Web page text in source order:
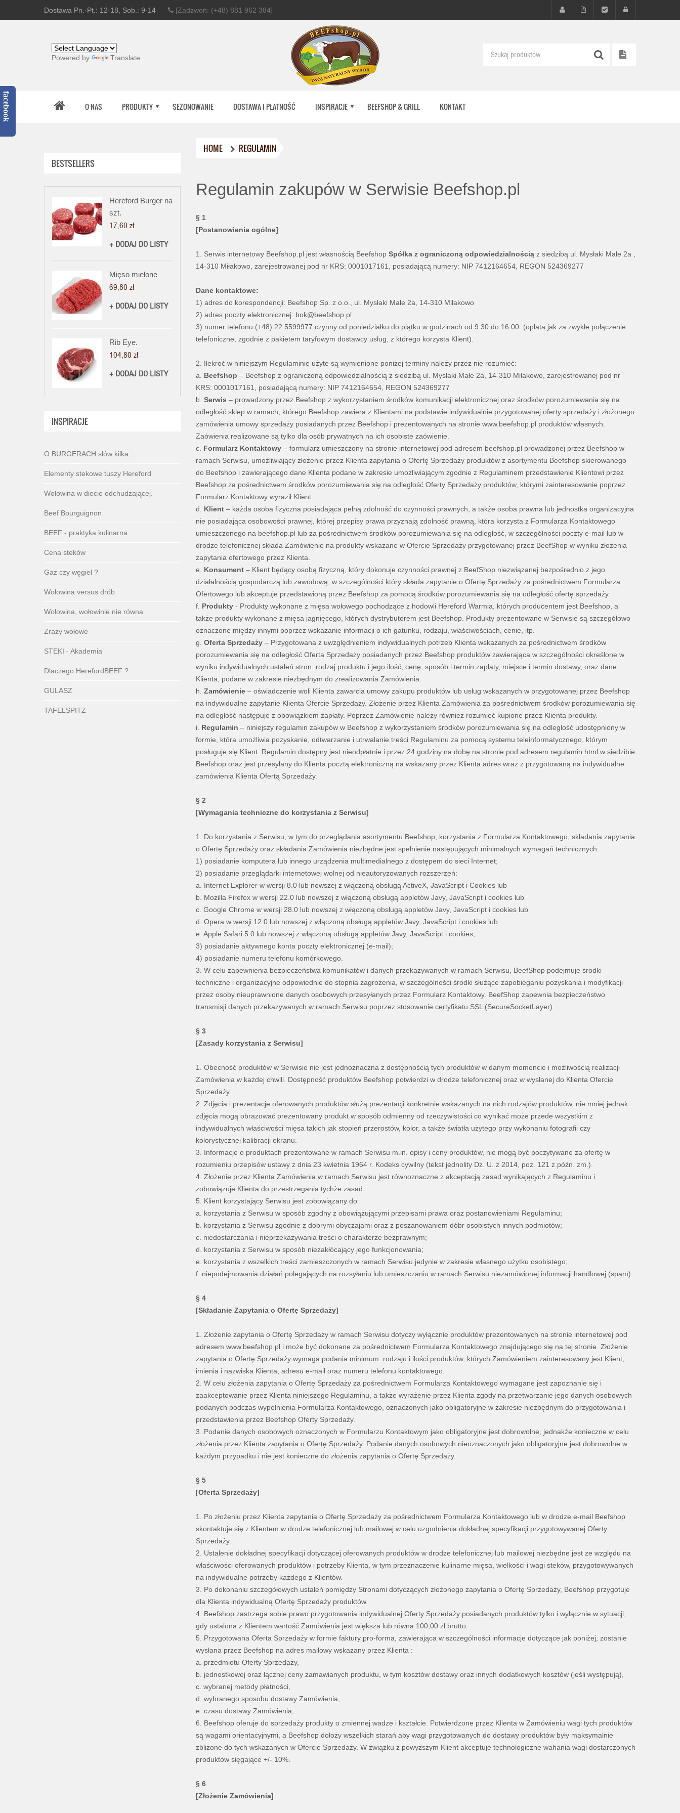
Dostawa Pn.-Pt.: 12-18, Sob.: 9-14 [Zadzwoń: (+48) 881 962 384]
Powered by Translate
O NAS PRODUKTY SEZONOWANIE DOSTAWA I PŁATNOŚĆ INSPIRACJE BEEFSHOP & GRILL KONTAKT
BESTSELLERS
Hereford Burger na
szt.
17,60 zł
+ DODAJ DO LISTY
Mięso mielone
69,80 zł
+ DODAJ DO LISTY
Rib Eye.
104,80 zł
+ DODAJ DO LISTY
INSPIRACJE
O BURGERACH słów kilka
Elementy stekowe tuszy Hereford
Wołowina w diecie odchudzającej.
Beef Bourguignon
BEEF - praktyka kulinarna
Cena steków
Gaz czy węgiel ?
Wołowina versus drób
Wołowina, wołowinie nie równa
Zrazy wołowe
STEKI - Akademia
Dlaczego HerefordBEEF ?
GULASZ
TAFELSPITZ
HOME REGULAMIN
Regulamin zakupów w Serwisie Beefshop.pl
§ 1
[Postanowienia ogólne]
1. Serwis internetowy Beefshop.pl jest własnością Beefshop Spółka z ograniczoną odpowiedzialnością z siedzibą ul. Mysłaki Małe 2a ,
14-310 Miłakowo, zarejestrowanej pod nr KRS: 0001017161 , posiadającą numery: NIP 7412164654 , REGON 524369277
Dane kontaktowe:
1) adres do korespondencji: Beefshop Sp. z o.o., ul. Mysłaki Małe 2a, 14-310 Miłakowo
2) adres poczty elektronicznej: bok@beefshop.pl
3) numer telefonu (+48) 22 5599977 czynny od poniedziałku do piątku w godzinach od 9:30 do 16:00 (opłata jak za zwykłe połączenie
telefoniczne, zgodnie z pakietem taryfowym dostawcy usług, z którego korzysta Klient).
2. Ilekroć w niniejszym Regulaminie użyte są wymienione poniżej terminy należy przez nie rozumieć:
a. Beefshop – Beefshop z ograniczoną odpowiedzialnością z siedzibą ul. Mysłaki Małe 2a, 14-310 Miłakowo, zarejestrowanej pod nr
KRS: 0001017161, posiadającą numery: NIP 7412164654, REGON 524369277
b. Serwis – prowadzony przez Beefshop z wykorzystaniem środków komunikacji elektronicznej oraz środków porozumiewania się na
odległość sklep w ramach, którego Beefshop zawiera z Klientami na podstawie indywidualnie przygotowanej oferty sprzedaży i złożonego
zamówienia umowy sprzedaży posiadanych przez Beefshop i prezentowanych na stronie www.beefshop.pl produktów własnych.
Zaówienia realizowane są tylko dla osób prywatnych na ich osobiste zaówienie.
c. Formularz Kontaktowy – formularz umieszczony na stronie internetowej pod adresem beefshop.pl prowadzonej przez Beefshop w
ramach Serwisu, umożliwiający złożenie przez Klienta zapytania o Ofertę Sprzedaży produktów z asortymentu Beefshop skierowanego
do Beefshop i zawierającego dane Klienta podane w zakresie umożliwiającym zgodnie z Regulaminem przedstawienie Klientowi przez
Beefshop za pośrednictwem środków porozumiewania się na odległość Oferty Sprzedaży produktów, którymi zainteresowanie poprzez
Formularz Kontaktowy wyraził Klient.
d. Klient – każda osoba fizyczna posiadająca pełną zdolność do czynności prawnych, a także osoba prawna lub jednostka organizacyjna
nie posiadająca osobowości prawnej, której przepisy prawa przyznają zdolność prawną, która korzysta z Formularza Kontaktowego
umieszczonego na beefshop.pl lub za pośrednictwem środków porozumiewania się na odległość, w szczególności poczty e-mail lub w
drodze telefonicznej składa Zamówienie na produkty wskazane w Ofercie Sprzedaży przygotowanej przez BeefShop w wyniku złożenia
zapytania ofertowego przez Klienta.
e. Konsument – Klient będący osobą fizyczną, który dokonuje czynności prawnej z BeefShop niezwiązanej bezpośrednio z jego
działalnością gospodarczą lub zawodową, w szczególności który składa zapytanie o Ofertę Sprzedaży za pośrednictwem Formularza
Ofertowego lub akceptuje przedstawioną przez Beefshop za pomocą środków porozumiewania się na odległość ofertę sprzedaży.
f. Produkty - Produkty wykonane z mięsa wołowego pochodzące z hodowli Hereford Warmia, których producentem jest Beefshop, a
także produkty wykonane z mięsa jagnięcego, których dystrybutorem jest Beefshop. Produkty prezentowane w Serwisie są szczegółowo
oznaczone między innymi poprzez wskazanie informacji o ich gatunku, rodzaju, właściwościach, cenie, itp.
g. Oferta Sprzedaży – Przygotowana z uwzględnieniem indywidualnych potrzeb Klienta wskazanych za pośrednictwem środków
porozumiewania się na odległość Oferta Sprzedaży posiadanych przez Beefshop produktów zawierająca w szczególności określone w
wyniku indywidualnych ustaleń stron: rodzaj produktu i jego ilość, cenę, sposób i termin zapłaty, miejsce i termin dostawy, oraz dane
Klienta, podane w zakresie niezbędnym do zrealizowania Zamówienia.
h. Zamówienie – oświadczenie woli Klienta zawarcia umowy zakupu produktów lub usług wskazanych w przygotowanej przez Beefshop
na indywidualne zapytanie Klienta Ofercie Sprzedaży. Złożenie przez Klienta Zamówienia za pośrednictwem środków porozumiewania się
na odległość następuje z obowiązkiem zapłaty. Poprzez Zamówienie należy również rozumieć kupione przez Klienta produkty.
i. Regulamin – niniejszy regulamin zakupów w Beefshop z wykorzystaniem środków porozumiewania się na odległość udostępniony w
formie, która umożliwia pozyskanie, odtwarzanie i utrwalanie treści Regulaminu za pomocą systemu teleinformatycznego, którym
posługuje się Klient. Regulamin dostępny jest nieodpłatnie i przez 24 godziny na dobę na stronie pod adresem regulamin.html w siedzibie
Beefshop oraz jest przesyłany do Klienta pocztą elektroniczną na wskazany przez Klienta adres wraz z przygotowaną na indywidualne
zamówienia Klienta Ofertą Sprzedaży.
§ 2
[Wymagania techniczne do korzystania z Serwisu]
1. Do korzystania z Serwisu, w tym do przeglądania asortymentu Beefshop, korzystania z Formularza Kontaktowego, składania zapytania
o Ofertę Sprzedaży oraz składania Zamówienia niezbędne jest spełnienie następujących minimalnych wymagań technicznych:
1) posiadanie komputera lub innego urządzenia multimedialnego z dostępem do sieci Internet;
2) posiadanie przeglądarki internetowej wolnej od nieautoryzowanych rozszerzeń:
a. Internet Explorer w wersji 8.0 lub nowszej z włączoną obsługą ActiveX, JavaScript i Cookies lub
b. Mozilla Firefox w wersji 22.0 lub nowszej z włączoną obsługą appletów Javy, JavaScript i cookies lub
c. Google Chrome w wersji 28.0 lub nowszej z włączoną obsługą appletów Javy, JavaScript i cookies lub
d. Opera w wersji 12.0 lub nowszej z włączoną obsługą appletów Javy, JavaScript i cookies lub
e. Apple Safari 5.0 lub nowszej z włączoną obsługą appletów Javy, JavaScript i cookies;
3) posiadanie aktywnego konta poczty elektronicznej (e-mail);
4) posiadanie numeru telefonu komórkowego.
3. W celu zapewnienia bezpieczeństwa komunikatów i danych przekazywanych w ramach Serwisu, BeefShop podejmuje środki
techniczne i organizacyjne odpowiednie do stopnia zagrożenia, w szczególności środki służące zapobieganiu pozyskania i modyfikacji
przez osoby nieuprawnione danych osobowych przesyłanych przez Formularz Kontaktowy. BeefShop zapewnia bezpieczeństwo
transmisji danych przekazywanych w ramach Serwisu poprzez stosowanie certyfikatu SSL (SecureSocketLayer).
§ 3
[Zasady korzystania z Serwisu]
1. Obecność produktów w Serwisie nie jest jednoznaczna z dostępnością tych produktów w danym momencie i możliwością realizacji
Zamówienia w każdej chwili. Dostępność produktów Beefshop potwierdzi w drodze telefonicznej oraz w wysłanej do Klienta Ofercie
Sprzedaży.
2. Zdjęcia i prezentacje oferowanych produktów służą prezentacji konkretnie wskazanych na nich rodzajów produktów, nie mniej jednak
zdjęcia mogą obrazować prezentowany produkt w sposób odmienny od rzeczywistości co wynikać może przede wszystkim z
indywidualnych właściwości mięsa takich jak stopień przerostów, kolor, a także światła użytego przy wykonaniu fotografii czy
kolorystycznej kalibracji ekranu.
3. Informacje o produktach prezentowane w ramach Serwisu m.in. opisy i ceny produktów, nie mogą być poczytywane za ofertę w
rozumieniu przepisów ustawy z dnia 23 kwietnia 1964 r. Kodeks cywilny (tekst jednolity Dz. U. z 2014, poz. 121 z późn. zm.).
4. Złożenie przez Klienta Zamówienia w ramach Serwisu jest równoznaczne z akceptacją zasad wynikających z Regulaminu i
zobowiązuje Klienta do przestrzegania tychże zasad.
5. Klient korzystający Serwisu jest zobowiązany do:
a. korzystania z Serwisu w sposób zgodny z obowiązującymi przepisami prawa oraz postanowieniami Regulaminu;
b. korzystania z Serwisu zgodnie z dobrymi obyczajami oraz z poszanowaniem dóbr osobistych innych podmiotów;
c. niedostarczania i nieprzekazywania treści o charakterze bezprawnym;
d. korzystania z Serwisu w sposób niezakłócający jego funkcjonowania;
e. korzystania z wszelkich treści zamieszczonych w ramach Serwisu jedynie w zakresie własnego użytku osobistego;
f. niepodejmowania działań polegających na rozsyłaniu lub umieszczaniu w ramach Serwisu niezamówionej informacji handlowej (spam).
§ 4
[Składanie Zapytania o Ofertę Sprzedaży]
1. Złożenie zapytania o Ofertę Sprzedaży w ramach Serwisu dotyczy wyłącznie produktów prezentowanych na stronie internetowej pod
adresem www.beefshop.pl i może być dokonane za pośrednictwem Formularza Kontaktowego znajdującego się na tej stronie. Złożenie
zapytania o Ofertę Sprzedaży wymaga podania minimum: rodzaju i ilości produktów, których Zamówieniem zainteresowany jest Klient,
imienia i nazwiska Klienta, adresu e-mail oraz numeru telefonu kontaktowego.
2. W celu złożenia zapytania o Ofertę Sprzedaży za pośrednictwem Formularza Kontaktowego wymagane jest zapoznanie się i
zaakceptowanie przez Klienta niniejszego Regulaminu, a także wyrażenie przez Klienta zgody na przetwarzanie jego danych osobowych
podanych podczas wypełnienia Formularza Kontaktowego, oznaczonych jako obligatoryjne w zakresie niezbędnym do przygotowania i
przedstawienia przez Beefshop Oferty Sprzedaży.
3. Podanie danych osobowych oznaczonych w Formularzu Kontaktowym jako obligatoryjne jest dobrowolne, jednakże konieczne w celu
złożenia przez Klienta zapytania o Ofertę Sprzedaży. Podanie danych osobowych nieoznaczonych jako obligatoryjne jest dobrowolne w
każdym przypadku i nie jest konieczne do złożenia zapytania o Ofertę Sprzedaży.
§ 5
[Oferta Sprzedaży]
1. Po złożeniu przez Klienta zapytania o Ofertę Sprzedaży za pośrednictwem Formularza Kontaktowego lub w drodze e-mail Beefshop
skontaktuje się z Klientem w drodze telefonicznej lub mailowej w celu uzgodnienia dokładnej specyfikacji przygotowywanej Oferty
Sprzedaży.
2. Ustalenie dokładnej specyfikacji dotyczącej oferowanych produktów w drodze telefonicznej lub mailowej niezbędne jest ze względu na
właściwości oferowanych produktów i potrzeby Klienta, w tym przeznaczenie kulinarne mięsa, wielkości i wagi steków, przygotowywanych
na indywidualne potrzeby każdego z Klientów.
3. Po dokonaniu szczegółowych ustaleń pomiędzy Stronami dotyczących złożonego zapytania o Ofertę Sprzedaży, Beefshop przygotuje
dla Klienta indywidualną Ofertę Sprzedaży produktów.
4. Beefshop zastrzega sobie prawo przygotowania indywidualnej Oferty Sprzedaży posiadanych produktów tylko i wyłącznie w sytuacji,
gdy ustalona z Klientem wartość Zamówienia jest większa lub równa 100,00 zł brutto.
5. Przygotowana Oferta Sprzedaży w formie faktury pro-forma, zawierająca w szczególności informacje dotyczące jak poniżej, zostanie
wysłana przez Beefshop na adres mailowy wskazany przez Klienta :
a. przedmiotu Oferty Sprzedaży,
b. jednostkowej oraz łącznej ceny zamawianych produktu, w tym kosztów dostawy oraz innych dodatkowych kosztów (jeśli występują),
c. wybranej metody płatności,
d. wybranego sposobu dostawy Zamówienia,
e. czasu dostawy Zamówienia,
6. Beefshop oferuje do sprzedaży produkty o zmiennej wadze i kształcie. Potwierdzone przez Klienta w Zamówieniu wagi tych produktów
są wagami orientacyjnymi, a Beefshop dołoży wszelkich starań aby wagi przygotowanych do dostawy produktów były maksymalnie
zbliżone do tych wskazanych w Ofercie Sprzedaży. W związku z powyższym Klient akceptuje technologiczne wahania wagi dostarczonych
produktów sięgające +/- 10%.
§ 6
[Złożenie Zamówienia]
facebook